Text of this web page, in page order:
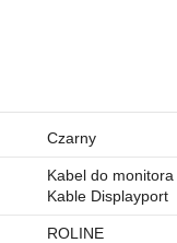
Czarny
Kabel do
Kable Displayport
ROLINE